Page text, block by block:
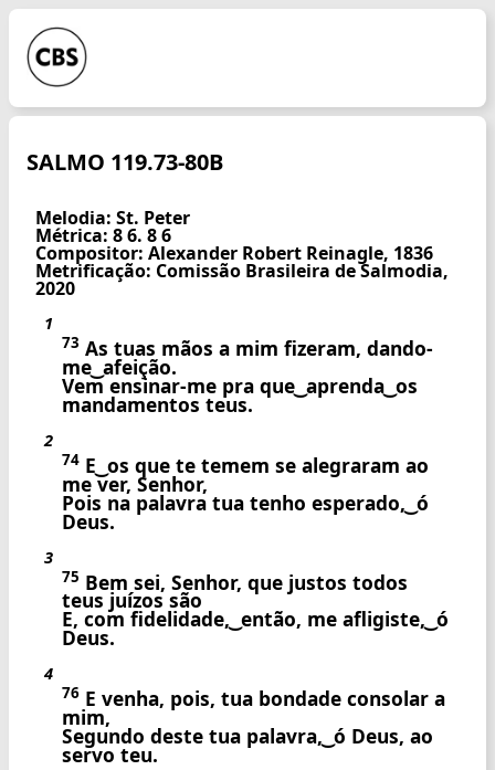
SALMO 119.73-80B
Melodia: St. Peter
Métrica: 8 6. 8 6
Compositor: Alexander Robert Reinagle, 1836
Metrificação: Comissão Brasileira de Salmodia,
2020
1
73 As tuas mãos a mim fizeram, dando-
me ͜ afeição.
Vem ensinar-me pra que ͜ aprenda ͜ os
mandamentos teus.
2
74 E ͜ os que te temem se alegraram ao
me ver, Senhor,
Pois na palavra tua tenho esperado, ͜ ó
Deus.
3
75 Bem sei, Senhor, que justos todos
teus juízos são
E, com fidelidade, ͜ então, me afligiste, ͜ ó
Deus.
4
76 E venha, pois, tua bondade consolar a
mim,
Segundo deste tua palavra, ͜ ó Deus, ao
servo teu.